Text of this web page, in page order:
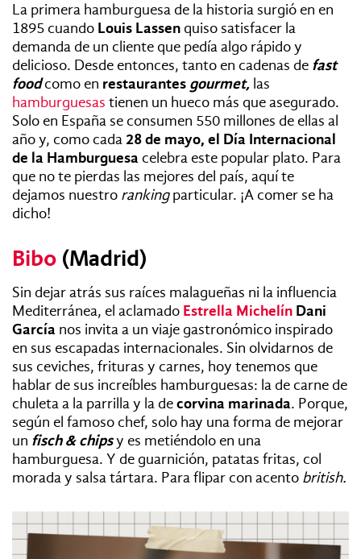
La primera hamburguesa de la historia surgió en en
1895 cuando Louis Lassen quiso satisfacer la
demanda de un cliente que pedía algo rápido y
delicioso. Desde entonces, tanto en cadenas de fast
foodcomo en restaurantes gourmet, las
hamburguesas tienen un hueco más que asegurado.
Solo en España se consumen 550 millones de ellas al
año y, como cada28 de mayo, el Día Internacional
de la Hamburguesa celebra este popular plato. Para
que no te pierdas las mejores del país, aquí te
dejamos nuestro rankingparticular. ¡A comer se ha
dicho!
Bibo (Madrid)
Sin dejar atrás sus raíces malagueñas ni la influencia
Mediterránea, el aclamado Estrella Michelín Dani
García nos invita a un viaje gastronómico inspirado
en sus escapadas internacionales. Sin olvidarnos de
sus ceviches, frituras y carnes, hoy tenemos que
hablar de sus increíbles hamburguesas: la de carne de
chuleta a la parrilla y la decorvina marinada. Porque,
según el famoso chef, solo hay una forma de mejorar
un fisch & chipsy es metiéndolo en una
hamburguesa. Y de guarnición, patatas fritas, col
morada y salsa tártara. Para flipar con acento british.